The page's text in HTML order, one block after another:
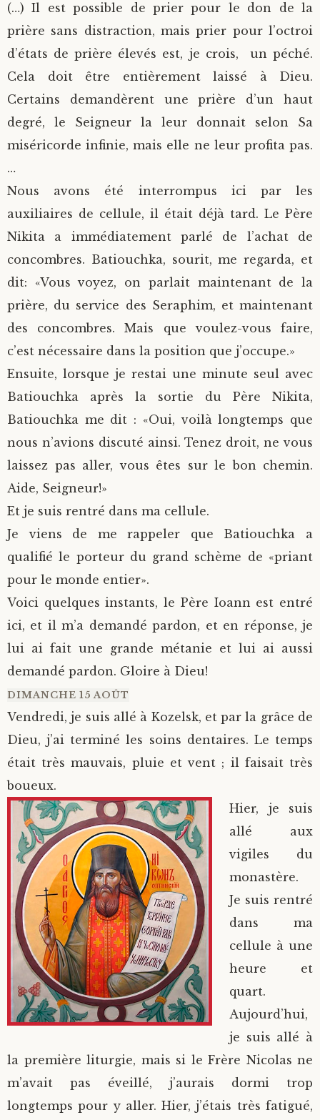
Père Héliodore
(…) Il est possible de prier pour le don de la
prière sans distraction, mais prier pour l’octroi
d’états de prière élevés est, je crois, un péché.
Cela doit être entièrement laissé à Dieu.
Certains demandèrent une prière d’un haut
degré, le Seigneur la leur donnait selon Sa
miséricorde infinie, mais elle ne leur profita pas.
…
Nous avons été interrompus ici par les
auxiliaires de cellule, il était déjà tard. Le Père
Nikita a immédiatement parlé de l’achat de
concombres. Batiouchka, sourit, me regarda, et
dit: «Vous voyez, on parlait maintenant de la
prière, du service des Seraphim, et maintenant
des concombres. Mais que voulez-vous faire,
c’est nécessaire dans la position que j’occupe.»
Ensuite, lorsque je restai une minute seul avec
Batiouchka après la sortie du Père Nikita,
Batiouchka me dit : «Oui, voilà longtemps que
nous n’avions discuté ainsi. Tenez droit, ne vous
laissez pas aller, vous êtes sur le bon chemin.
Aide, Seigneur!»
Et je suis rentré dans ma cellule.
Je viens de me rappeler que Batiouchka a
qualifié le porteur du grand schème de «priant
pour le monde entier».
Voici quelques instants, le Père Ioann est entré
ici, et il m’a demandé pardon, et en réponse, je
lui ai fait une grande métanie et lui ai aussi
demandé pardon. Gloire à Dieu!
DIMANCHE 15 AOÛT
Vendredi, je suis allé à Kozelsk, et par la grâce de
Dieu, j’ai terminé les soins dentaires. Le temps
était très mauvais, pluie et vent ; il faisait très
boueux.
Hier, je suis
allé aux
vigiles du
monastère.
Je suis rentré
dans ma
cellule à une
heure et
quart.
Aujourd’hui,
je suis allé à
la première liturgie, mais si le Frère Nicolas ne
m’avait pas éveillé, j’aurais dormi trop
longtemps pour y aller. Hier, j’étais très fatigué,